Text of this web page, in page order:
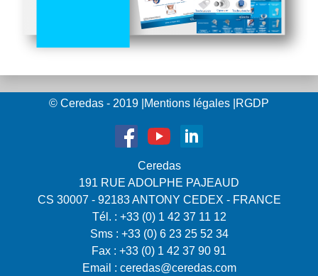
© Ceredas - 2019 Mentions légales RGDP
Ceredas
191 RUE ADOLPHE PAJEAUD
CS 30007 - 92183 ANTONY CEDEX - FRANCE
Tél. : +33 (0) 1 42 37 11 12
Sms : +33 (0) 6 23 25 52 34
Fax : +33 (0) 1 42 37 90 91
Email : ceredas@ceredas.com